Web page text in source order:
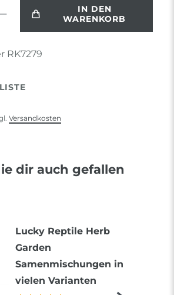
IN DEN
WARENKORB
RK7279
Versandkosten
dir auch gefallen
Lucky Reptile Herb
Garden
Samenmischungen in
vielen Varianten